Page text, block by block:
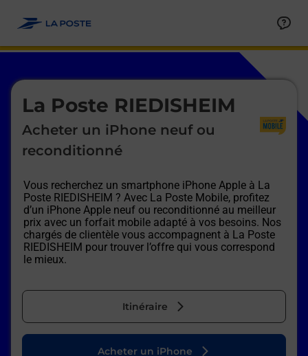
La Poste RIEDISHEIM
Acheter un iPhone neuf ou
reconditionné
Vous recherchez un smartphone iPhone Apple à La
Poste RIEDISHEIM ? Avec La Poste Mobile, profitez
d’un iPhone Apple neuf ou reconditionné au meilleur
prix avec un forfait mobile adapté à vos besoins. Nos
chargés de clientèle vous accompagnent à La Poste
RIEDISHEIM pour trouver l’offre qui vous correspond
le mieux.
Itinéraire
Le lien s'ouvre dans un nouvel onglet
Acheter un iPhone